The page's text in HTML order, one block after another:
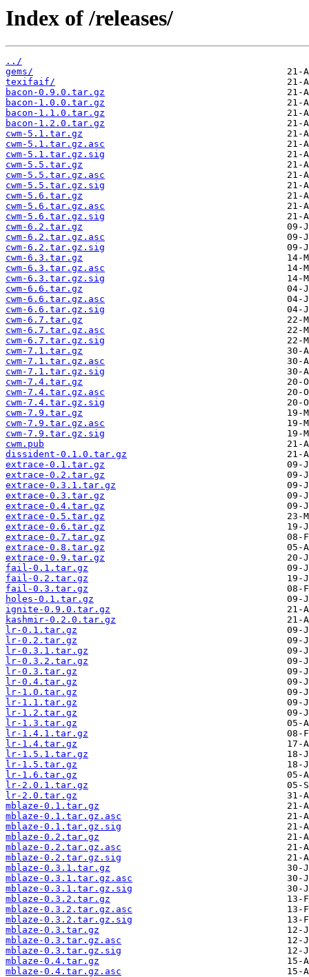
Index of /releases/
../
gems/
texifaif/
bacon-0.9.0.tar.gz
bacon-1.0.0.tar.gz
bacon-1.1.0.tar.gz
bacon-1.2.0.tar.gz
cwm-5.1.tar.gz
cwm-5.1.tar.gz.asc
cwm-5.1.tar.gz.sig
cwm-5.5.tar.gz
cwm-5.5.tar.gz.asc
cwm-5.5.tar.gz.sig
cwm-5.6.tar.gz
cwm-5.6.tar.gz.asc
cwm-5.6.tar.gz.sig
cwm-6.2.tar.gz
cwm-6.2.tar.gz.asc
cwm-6.2.tar.gz.sig
cwm-6.3.tar.gz
cwm-6.3.tar.gz.asc
cwm-6.3.tar.gz.sig
cwm-6.6.tar.gz
cwm-6.6.tar.gz.asc
cwm-6.6.tar.gz.sig
cwm-6.7.tar.gz
cwm-6.7.tar.gz.asc
cwm-6.7.tar.gz.sig
cwm-7.1.tar.gz
cwm-7.1.tar.gz.asc
cwm-7.1.tar.gz.sig
cwm-7.4.tar.gz
cwm-7.4.tar.gz.asc
cwm-7.4.tar.gz.sig
cwm-7.9.tar.gz
cwm-7.9.tar.gz.asc
cwm-7.9.tar.gz.sig
cwm.pub
dissident-0.1.0.tar.gz
extrace-0.1.tar.gz
extrace-0.2.tar.gz
extrace-0.3.1.tar.gz
extrace-0.3.tar.gz
extrace-0.4.tar.gz
extrace-0.5.tar.gz
extrace-0.6.tar.gz
extrace-0.7.tar.gz
extrace-0.8.tar.gz
extrace-0.9.tar.gz
fail-0.1.tar.gz
fail-0.2.tar.gz
fail-0.3.tar.gz
holes-0.1.tar.gz
ignite-0.9.0.tar.gz
kashmir-0.2.0.tar.gz
lr-0.1.tar.gz
lr-0.2.tar.gz
lr-0.3.1.tar.gz
lr-0.3.2.tar.gz
lr-0.3.tar.gz
lr-0.4.tar.gz
lr-1.0.tar.gz
lr-1.1.tar.gz
lr-1.2.tar.gz
lr-1.3.tar.gz
lr-1.4.1.tar.gz
lr-1.4.tar.gz
lr-1.5.1.tar.gz
lr-1.5.tar.gz
lr-1.6.tar.gz
lr-2.0.1.tar.gz
lr-2.0.tar.gz
mblaze-0.1.tar.gz
mblaze-0.1.tar.gz.asc
mblaze-0.1.tar.gz.sig
mblaze-0.2.tar.gz
mblaze-0.2.tar.gz.asc
mblaze-0.2.tar.gz.sig
mblaze-0.3.1.tar.gz
mblaze-0.3.1.tar.gz.asc
mblaze-0.3.1.tar.gz.sig
mblaze-0.3.2.tar.gz
mblaze-0.3.2.tar.gz.asc
mblaze-0.3.2.tar.gz.sig
mblaze-0.3.tar.gz
mblaze-0.3.tar.gz.asc
mblaze-0.3.tar.gz.sig
mblaze-0.4.tar.gz
mblaze-0.4.tar.gz.asc